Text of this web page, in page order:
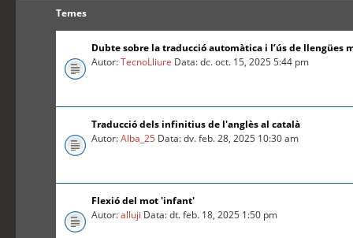
Temes
Dubte sobre la traducció automàtica i l’ús de llengües
Autor:TecnoLliure Data: dc. oct. 15, 2025 5:44 pm
Traducció dels infinitius de l'anglès al català
Autor:Alba_25 Data: dv. feb. 28, 2025 10:30 am
Flexió del mot 'infant'
Autor:alluji Data: dt. feb. 18, 2025 1:50 pm